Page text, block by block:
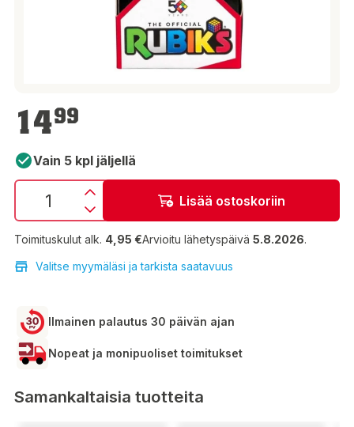
14,99 €
1499
Vain 5 kpl jäljellä
Lisää ostoskoriin
Toimituskulut alk. 4,95 €Arvioitu lähetyspäivä 5.8.2026.
Valitse myymäläsi ja tarkista saatavuus
Ilmainen palautus 30 päivän ajan
Nopeat ja monipuoliset toimitukset
Samankaltaisia tuotteita